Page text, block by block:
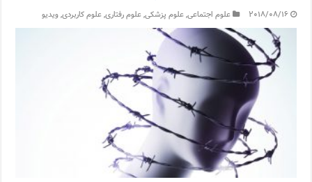
2018/08/16 علوم اجتماعی,علوم پزشکی,علوم رفتاری,علوم کاربردی,ویدیو